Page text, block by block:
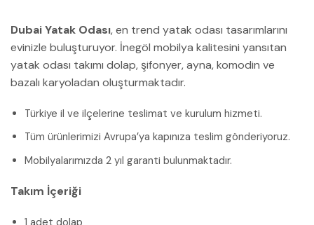
Dubai Yatak Odası, en trend yatak odası tasarımlarını
evinizle buluşturuyor. İnegöl mobilya kalitesini yansıtan
yatak odası takımı dolap, şifonyer, ayna, komodin ve
bazalı karyoladan oluşturmaktadır.
Türkiye il ve ilçelerine teslimat ve kurulum hizmeti.
Tüm ürünlerimizi Avrupa’ya kapınıza teslim gönderiyoruz.
Mobilyalarımızda 2 yıl garanti bulunmaktadır.
Takım İçeriği
1 adet dolap